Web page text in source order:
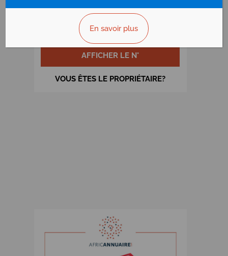
Produits
métallurgiques
AFFICHER LE N°
VOUS ÊTES LE PROPRIÉTAIRE?
En savoir plus